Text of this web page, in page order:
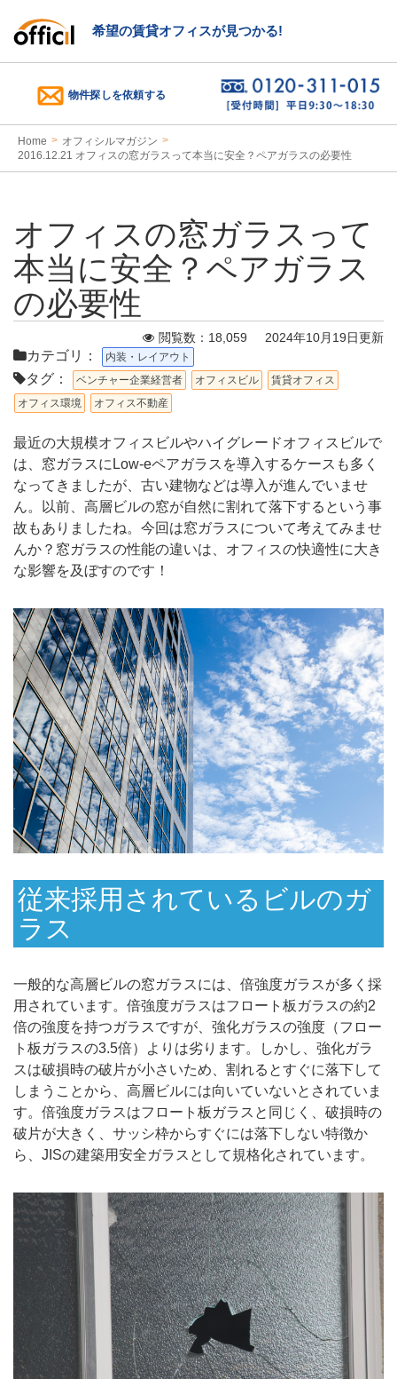
希望の賃貸オフィスが見つかる!
物件探しを依頼する
Home
オフィシルマガジン
2016.12.21 オフィスの窓ガラスって本当に安全？ペアガラスの必要性
オフィスの窓ガラスって
本当に安全？ペアガラス
の必要性
閲覧数：18,059 2024年10月19日更新
カテゴリ： 内装・レイアウト
タグ： ベンチャー企業経営者 オフィスビル
賃貸オフィス
オフィス環境
オフィス不動産
最近の大規模オフィスビルやハイグレードオフィスビルで
は、窓ガラスにLow-eペアガラスを導入するケースも多く
なってきましたが、古い建物などは導入が進んでいませ
ん。以前、高層ビルの窓が自然に割れて落下するという事
故もありましたね。今回は窓ガラスについて考えてみませ
んか？窓ガラスの性能の違いは、オフィスの快適性に大き
な影響を及ぼすのです！
従来採用されているビルのガ
ラス
一般的な高層ビルの窓ガラスには、倍強度ガラスが多く採
用されています。倍強度ガラスはフロート板ガラスの約2
倍の強度を持つガラスですが、強化ガラスの強度（フロー
ト板ガラスの3.5倍）よりは劣ります。しかし、強化ガラ
スは破損時の破片が小さいため、割れるとすぐに落下して
しまうことから、高層ビルには向いていないとされていま
す。倍強度ガラスはフロート板ガラスと同じく、破損時の
破片が大きく、サッシ枠からすぐには落下しない特徴か
ら、JISの建築用安全ガラスとして規格化されています。